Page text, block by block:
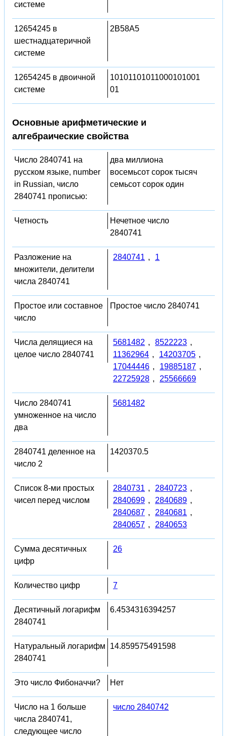
системе
12654245 в
шестнадцатеричной
системе
2B58A5
12654245 в двоичной
системе
10101101011000101001
01
Основные арифметические и
алгебраические свойства
Число 2840741 на
русском языке, number
in Russian, число
2840741 прописью:
два миллиона
восемьсот сорок тысяч
семьсот сорок один
Четность
Нечетное число
2840741
Разложение на
множители, делители
числа 2840741
2840741 , 1
Простое или составное
число
Простое число 2840741
Числа делящиеся на
целое число 2840741
5681482 , 8522223 ,
11362964 , 14203705 ,
17044446 , 19885187 ,
22725928 , 25566669
Число 2840741
умноженное на число
два
5681482
2840741 деленное на
число 2
1420370.5
Список 8-ми простых
чисел перед числом
2840731 , 2840723 ,
2840699 , 2840689 ,
2840687 , 2840681 ,
2840657 , 2840653
Сумма десятичных
цифр
26
Количество цифр 7
Десятичный логарифм
2840741
6.4534316394257
Натуральный логарифм
2840741
14.859575491598
Это число Фибоначчи? Нет
Число на 1 больше
числа 2840741,
следующее число
число 2840742